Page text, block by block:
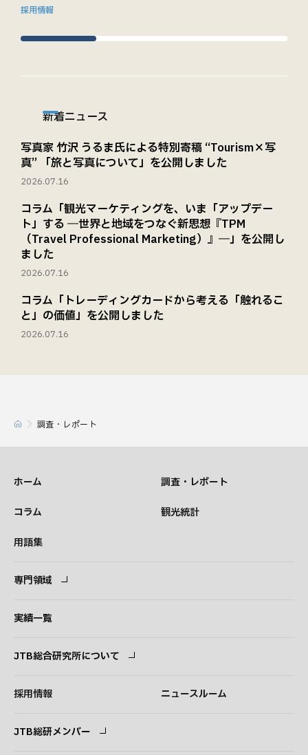
採用情報
新着ニュース
写真家 竹沢 うるま氏による特別寄稿 “Tourism×写
真” 「旅と写真について」を公開しました
2026.07.16
コラム「観光マーケティングを、いま「アップデー
ト」する ―世界と地域をつなぐ新思想『TPM
（Travel Professional Marketing）』―」を公開し
ました
2026.07.16
コラム「トレーディングカードから考える「触れるこ
と」の価値」を公開しました
2026.07.16
調査・レポート
ホーム 調査・レポート
コラム 観光統計
用語集
専門領域
実績一覧
JTB総合研究所について
採用情報 ニュースルーム
JTB総研メンバー